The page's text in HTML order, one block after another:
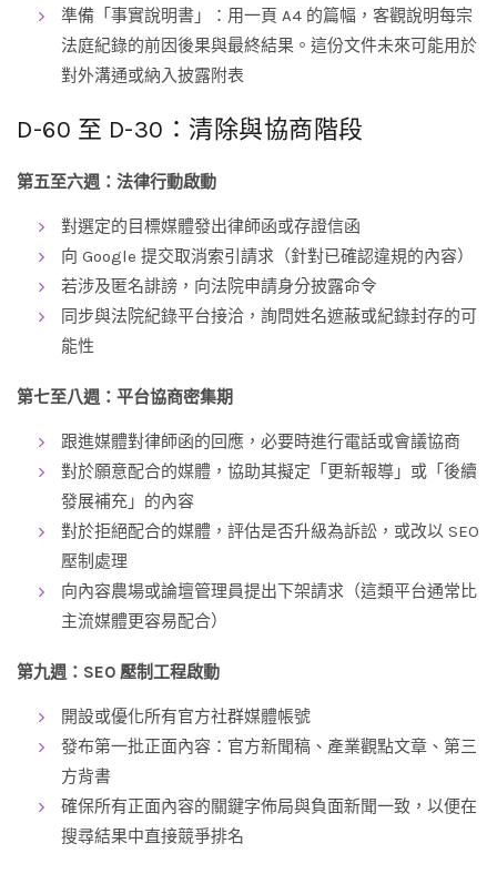
準備「事實說明書」：用一頁 A4 的篇幅，客觀說明每宗
法庭紀錄的前因後果與最終結果。這份文件未來可能用於
對外溝通或納入披露附表
D-60 至 D-30：清除與協商階段
第五至六週：法律行動啟動
對選定的目標媒體發出律師函或存證信函
向 Google 提交取消索引請求（針對已確認違規的內容）
若涉及匿名誹謗，向法院申請身分披露命令
同步與法院紀錄平台接洽，詢問姓名遮蔽或紀錄封存的可
能性
第七至八週：平台協商密集期
跟進媒體對律師函的回應，必要時進行電話或會議協商
對於願意配合的媒體，協助其擬定「更新報導」或「後續
發展補充」的內容
對於拒絕配合的媒體，評估是否升級為訴訟，或改以 SEO
壓制處理
向內容農場或論壇管理員提出下架請求（這類平台通常比
主流媒體更容易配合）
第九週：SEO 壓制工程啟動
開設或優化所有官方社群媒體帳號
發布第一批正面內容：官方新聞稿、產業觀點文章、第三
方背書
確保所有正面內容的關鍵字佈局與負面新聞一致，以便在
搜尋結果中直接競爭排名